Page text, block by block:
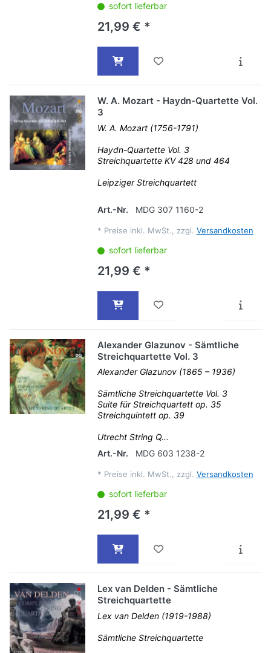
sofort lieferbar
21,99 € *
W. A. Mozart - Haydn-Quartette Vol.
3
W. A. Mozart (1756-1791)
Haydn-Quartette Vol. 3
Streichquartette KV 428 und 464
Leipziger Streichquartett
Art.-Nr. MDG 307 1160-2
* Preise inkl. MwSt., zzgl. Versandkosten
sofort lieferbar
21,99 € *
Alexander Glazunov - Sämtliche
Streichquartette Vol. 3
Alexander Glazunov (1865 – 1936)
Sämtliche Streichquartette Vol. 3
Suite für Streichquartett op. 35
Streichquintett op. 39
Utrecht String Q...
Art.-Nr.
MDG 603 1238-2
* Preise inkl. MwSt., zzgl. Versandkosten
sofort lieferbar
21,99 € *
Lex van Delden - Sämtliche
Streichquartette
Lex van Delden (1919-1988)
Sämtliche Streichquartette